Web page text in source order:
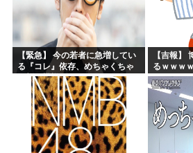
【緊急】 今の若者に急増してい
る『コレ』依存、めちゃくちゃ
深刻な模様w w w w w w w w w w
【吉報】
るｗｗｗ
ｗｗ